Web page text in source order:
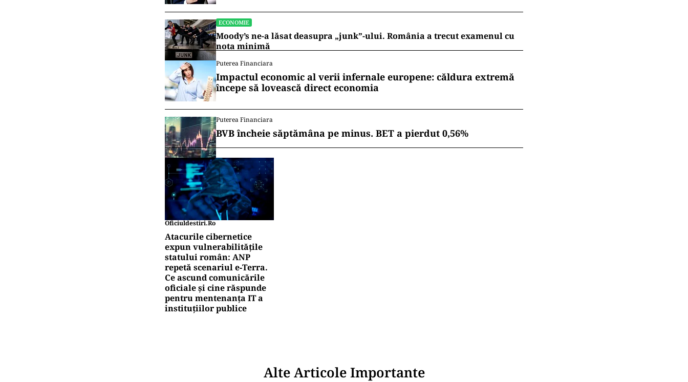
ECONOMIE
Moody’s ne-a lăsat deasupra „junk”-ului. România a trecut examenul cu
nota minimă
Puterea Financiara
Impactul economic al verii infernale europene: căldura extremă
începe să lovească direct economia
Puterea Financiara
BVB încheie săptămâna pe minus. BET a pierdut 0,56%
Oficiuldestiri.ro
Atacurile cibernetice
expun vulnerabilitățile
statului român: ANP
repetă scenariul e‑Terra.
Ce ascund comunicările
oficiale și cine răspunde
pentru mentenanța IT a
instituțiilor publice
Alte Articole Importante